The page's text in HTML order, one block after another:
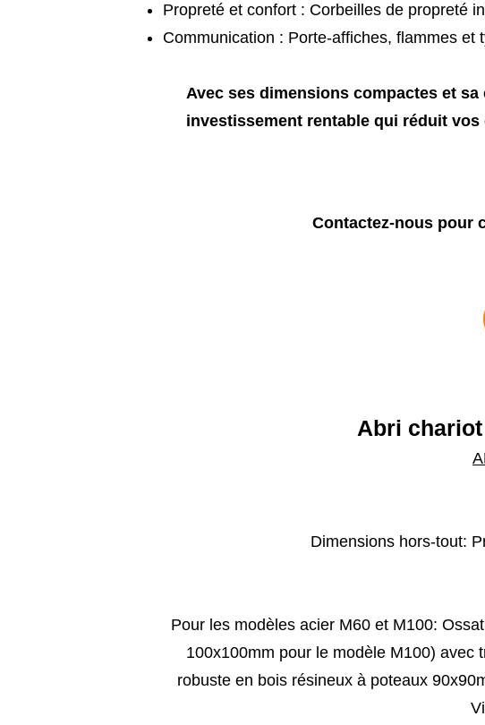
Propreté et confort : Corbeilles de propreté
Communication : Porte-affiches, flammes
Avec ses dimensions compactes et
investissement rentable qui réduit
Contactez-nous pour
Abri chariot
Dimensions hors-tout:
Pour les modèles acier M60 et M100:
100x100mm pour le modèle M100) avec
robuste en bois résineux à poteaux